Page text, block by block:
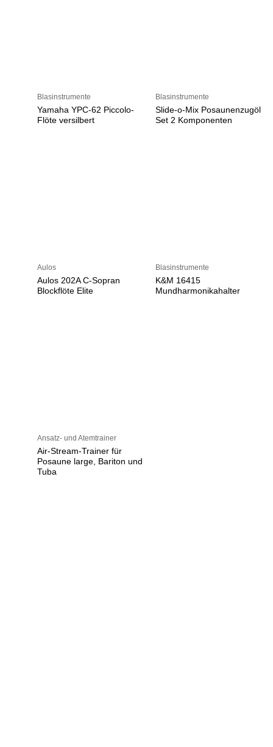
Blasinstrumente
Yamaha YPC-62 Piccolo-
Flöte versilbert
Blasinstrumente
Slide-o-Mix Posaunenzugöl
Set 2 Komponenten
Aulos
Aulos 202A C-Sopran
Blockflöte Elite
Blasinstrumente
K&M 16415
Mundharmonikahalter
Ansatz- und Atemtrainer
Air-Stream-Trainer für
Posaune large, Bariton und
Tuba